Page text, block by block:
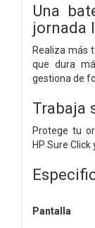
Una
jornada
Realiza más
que dura
gestiona de
Trabaja
Protege tu
HP Sure Click
Pantalla